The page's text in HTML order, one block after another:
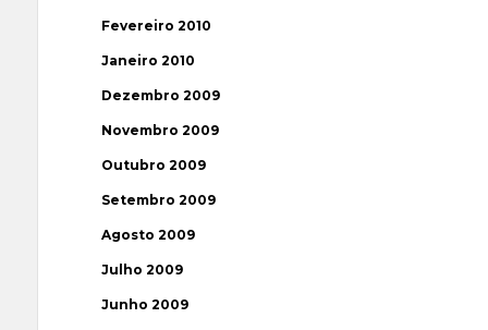
Fevereiro 2010
Janeiro 2010
Dezembro 2009
Novembro 2009
Outubro 2009
Setembro 2009
Agosto 2009
Julho 2009
Junho 2009